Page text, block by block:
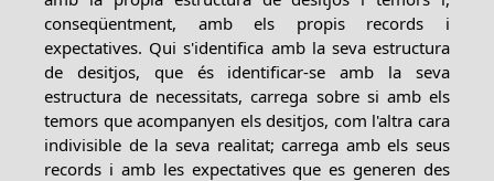
conseqüentment, amb els propis records i
expectatives. Qui s'identifica amb la seva estructura
de desitjos, que és identificar-se amb la seva
estructura de necessitats, carrega sobre si amb els
temors que acompanyen els desitjos, com l'altra cara
indivisible de la seva realitat; carrega amb els seus
records i amb les expectatives que es generen des